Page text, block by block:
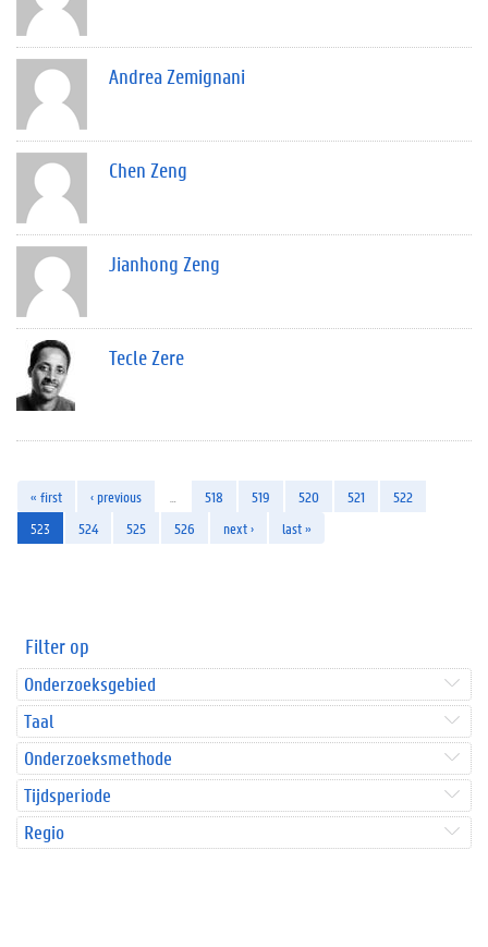
Andrea Zemignani
Chen Zeng
Jianhong Zeng
Tecle Zere
« first ‹ previous 518 519 520 521
522
523
524 525 526 next › last »
Filter op
Onderzoeksgebied
Taal
Onderzoeksmethode
Tijdsperiode
Regio